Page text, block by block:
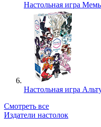
Настольная игра
Настольная игра
Смотреть все
Издатели настолок